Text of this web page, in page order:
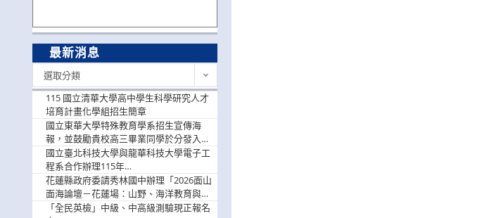
最新消息
選取分類
115 國立清華大學高中學生科學研究人才
培育計畫化學組招生簡章
國立東華大學特殊教育學系招生宣傳海
報，並鼓勵貴校高三畢業同學於分發入學
階段踴躍選填。
國立臺北科技大學與龍華科技大學電子工
程系合作辦理115年
「115.08.10~08.12「AI賦能應用於智慧半
導體研習營」，歡迎學生踴躍報名參加
花蓮縣政府委請秀林國中辦理「2026面山
面海論壇－花蓮場：山野、海洋教育與戶
外安全實務課程」，歡迎踴躍報名參加
「全民英檢」中級、中高級測驗現正報名